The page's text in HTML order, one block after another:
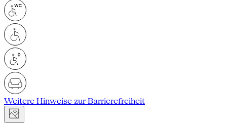
Weitere Hinweise zur Barrierefreiheit